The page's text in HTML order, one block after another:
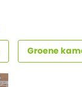
Groene